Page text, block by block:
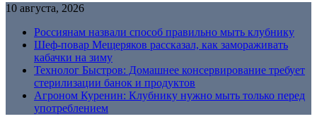
10 августа, 2026
Россиянам назвали способ правильно мыть клубнику
Шеф-повар Мещеряков рассказал, как замораживать
кабачки на зиму
Технолог Быстров: Домашнее консервирование требует
стерилизации банок и продуктов
Агроном Куренин: Клубнику нужно мыть только перед
употреблением